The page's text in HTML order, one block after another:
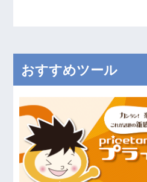
おすすめツール